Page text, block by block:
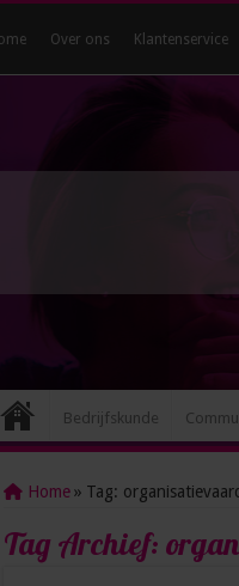
Over ons Klantenservice
Bedrijfskunde
Home » Tag:
Tag Archief: